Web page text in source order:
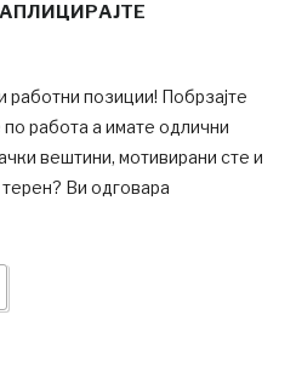
позиции! Побрзајте
работа а имате одлични
вештини, мотивирани сте и
Ви одговара